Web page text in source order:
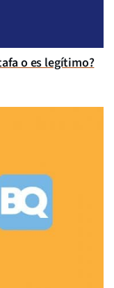
o es legítimo?